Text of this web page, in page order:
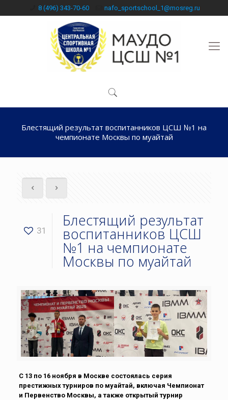
8 (496) 343-70-60 nafo_sportschool_1@mosreg.ru
Блестящий результат воспитанников ЦСШ №1 на
чемпионате Москвы по муайтай
31
Блестящий результат
воспитанников ЦСШ
№1 на чемпионате
Москвы по муайтай
С 13 по 16 ноября в Москве состоялась серия
престижных турниров по муайтай, включая Чемпионат
и Первенство Москвы, а также открытый турнир